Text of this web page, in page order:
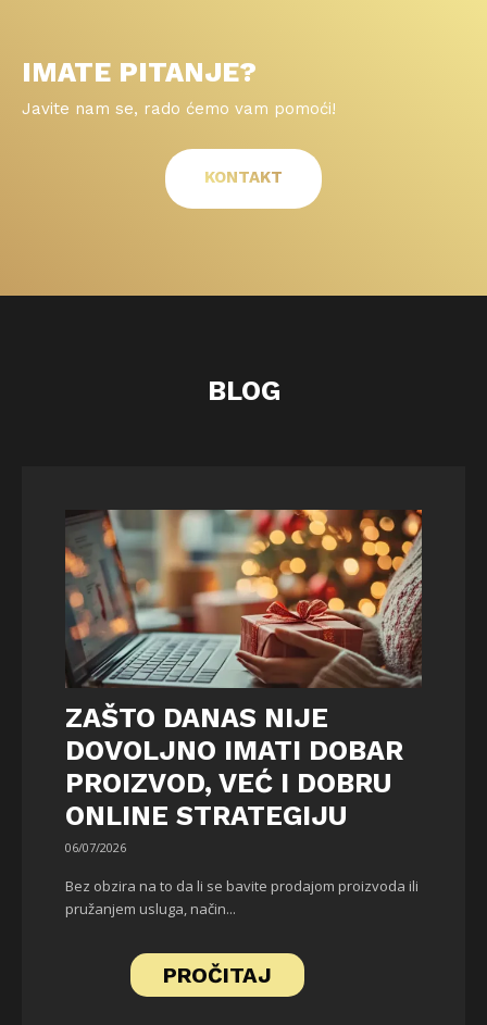
IMATE PITANJE?
Javite nam se, rado ćemo vam pomoći!
KONTAKT
BLOG
ZAŠTO DANAS NIJE
DOVOLJNO IMATI DOBAR
PROIZVOD, VEĆ I DOBRU
ONLINE STRATEGIJU
06/07/2026
Bez obzira na to da li se bavite prodajom proizvoda ili
pružanjem usluga, način...
PROČITAJ